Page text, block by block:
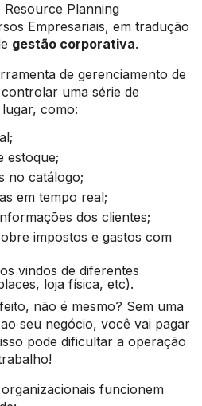
Resource Planning
Empresariais, em tradução
gestão corporativa.
de gerenciamento de
uma série de
como:
estoque;
no catálogo;
em tempo real;
dos clientes;
impostos e gastos com
vindos de diferentes
loja física, etc).
não é mesmo? Sem uma
seu negócio, você vai pagar
pode dificultar a operação
funcionem